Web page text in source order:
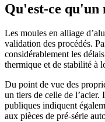
Qu'est-ce
Les moules en alliage
validation des procédés.
considérablement les
thermique et de stabilité à
Du point de vue des
un tiers de celle de
publiques indiquent
aux pièces de pré-série